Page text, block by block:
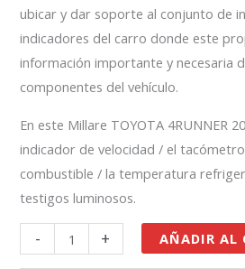
ubicar y dar soporte al conjunto de
indicadores del carro donde este
información importante y necesaria
componentes del vehículo.
En este Millare TOYOTA 4RUNNER
indicador de velocidad / el
combustible / la temperatura
testigos luminosos.
- + AÑADIR AL